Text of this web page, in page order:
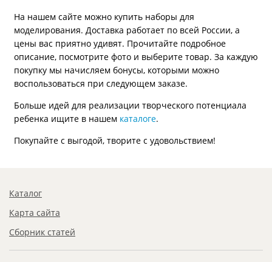
На нашем сайте можно купить наборы для
моделирования. Доставка работает по всей России, а
цены вас приятно удивят. Прочитайте подробное
описание, посмотрите фото и выберите товар. За каждую
покупку мы начисляем бонусы, которыми можно
воспользоваться при следующем заказе.
Больше идей для реализации творческого потенциала
ребенка ищите в нашем каталоге.
Покупайте с выгодой, творите с удовольствием!
Каталог
Карта сайта
Сборник статей